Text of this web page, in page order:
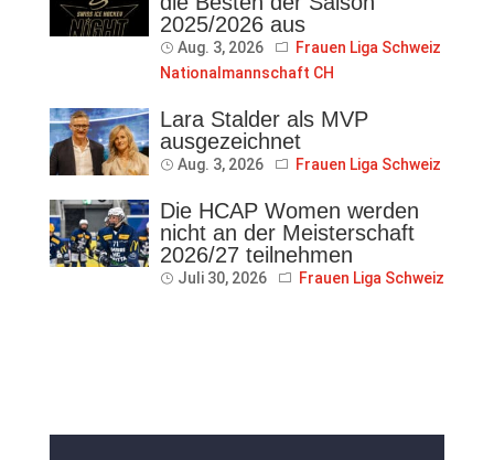
2025/2026 aus
Aug. 3, 2026
Frauen Liga Schweiz
Nationalmannschaft CH
Lara Stalder als MVP
ausgezeichnet
Aug. 3, 2026 Frauen Liga Schweiz
Die HCAP Women werden
nicht an der Meisterschaft
2026/27 teilnehmen
Juli 30, 2026 Frauen Liga Schweiz